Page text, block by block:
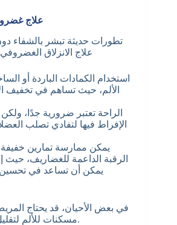
علاج
استخدام الكمادات الباردة أو
الألم، حيث تساهم في تخفيف
الراحة تعتبر ضرورية جدًا،
الإفراط فيها لتفادي تصلب
يمكن ممارسة تمارين
الرقبة الداعمة للغضاريف، حيث
يمكن أن تساعد في تحسين
في بعض الأحيان، قد يحتاج
مسكنات للألم لتقليل الألم المؤقت.